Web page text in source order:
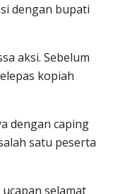
dengan bupati
aksi. Sebelum
kopiah
dengan caping
satu peserta
selamat